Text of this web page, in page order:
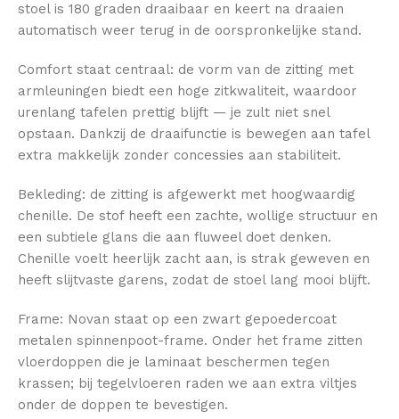
stoel is 180 graden draaibaar en keert na draaien
automatisch weer terug in de oorspronkelijke stand.
Comfort staat centraal: de vorm van de zitting met
armleuningen biedt een hoge zitkwaliteit, waardoor
urenlang tafelen prettig blijft — je zult niet snel
opstaan. Dankzij de draaifunctie is bewegen aan tafel
extra makkelijk zonder concessies aan stabiliteit.
Bekleding: de zitting is afgewerkt met hoogwaardig
chenille. De stof heeft een zachte, wollige structuur en
een subtiele glans die aan fluweel doet denken.
Chenille voelt heerlijk zacht aan, is strak geweven en
heeft slijtvaste garens, zodat de stoel lang mooi blijft.
Frame: Novan staat op een zwart gepoedercoat
metalen spinnenpoot-frame. Onder het frame zitten
vloerdoppen die je laminaat beschermen tegen
krassen; bij tegelvloeren raden we aan extra viltjes
onder de doppen te bevestigen.